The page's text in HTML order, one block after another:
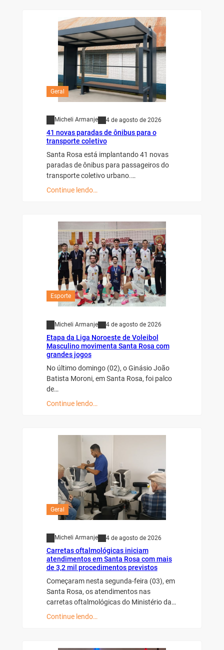
Geral
Micheli Armanje 4 de agosto de 2026
41 novas paradas de ônibus para o
transporte coletivo
Santa Rosa está implantando 41 novas
paradas de ônibus para passageiros do
transporte coletivo urbano.…
Continue lendo…
Esporte
Micheli Armanje 4 de agosto de 2026
Etapa da Liga Noroeste de Voleibol
Masculino movimenta Santa Rosa com
grandes jogos
No último domingo (02), o Ginásio João
Batista Moroni, em Santa Rosa, foi palco
de…
Continue lendo…
Geral
Micheli Armanje 4 de agosto de 2026
Carretas oftalmológicas iniciam
atendimentos em Santa Rosa com mais
de 3,2 mil procedimentos previstos
Começaram nesta segunda-feira (03), em
Santa Rosa, os atendimentos nas
carretas oftalmológicas do Ministério da…
Continue lendo…